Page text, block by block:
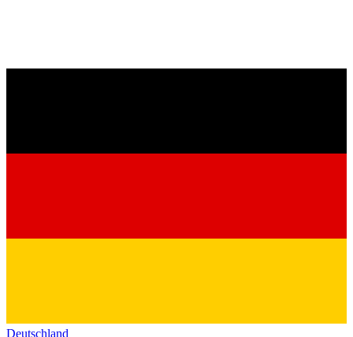
Deutschland